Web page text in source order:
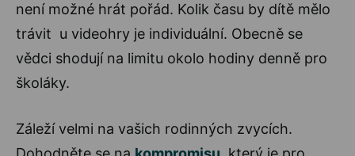
není možné hrát pořád. Kolik času by dítě mělo
trávit u videohry je individuální. Obecně se
vědci shodují na limitu okolo hodiny denně pro
školáky.
Záleží velmi na vašich rodinných zvycích.